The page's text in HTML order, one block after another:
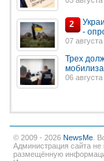
2
-
07
Трех
06
© 2009 - 2026 NewsMe .
Администрация сайта не
размещённую